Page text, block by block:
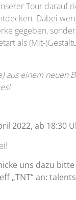
Tour darauf
Dabei
gegeben,
als (Mit-
aus einem neuen
2022, ab 18:30
uns dazu
„TNT“ an: